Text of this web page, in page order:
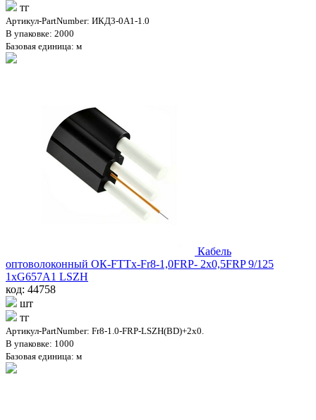
тг
Артикул-PartNumber: ИКД3-0А1-1.0
В упаковке: 2000
Базовая единица: м
Кабель
оптоволоконный ОК-FTTx-Fr8-1,0FRP- 2х0,5FRP 9/125
1хG657A1 LSZH
код: 44758
шт
тг
Артикул-PartNumber: Fr8-1.0-FRP-LSZH(BD)+2x0.
В упаковке: 1000
Базовая единица: м